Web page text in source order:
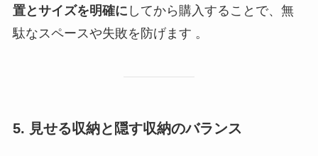
置とサイズを明確に してから購入することで、無
駄なスペースや失敗を防げます 。
5. 見せる収納と隠す収納のバランス